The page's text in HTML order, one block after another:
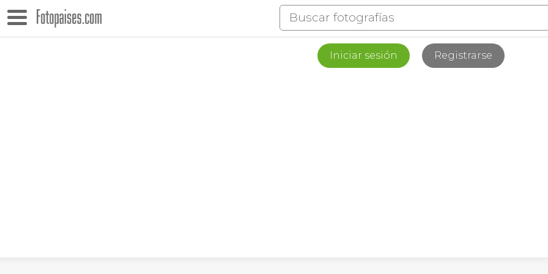
Iniciar sesión Registrarse